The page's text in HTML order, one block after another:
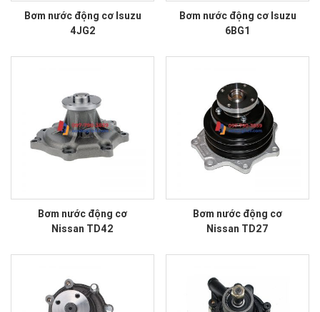
Bơm nước động cơ Isuzu
4JG2
Bơm nước động cơ Isuzu
6BG1
Bơm nước động cơ
Nissan TD42
Bơm nước động cơ
Nissan TD27